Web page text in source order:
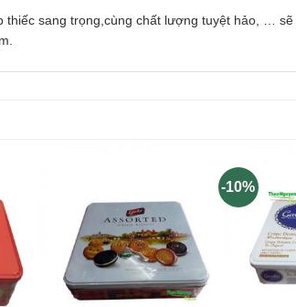
thiếc sang trọng,cùng chất lượng tuyệt hảo, … sẽ
-10%